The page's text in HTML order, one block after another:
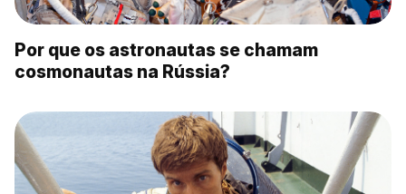
Por que os astronautas se chamam
cosmonautas na Rússia?